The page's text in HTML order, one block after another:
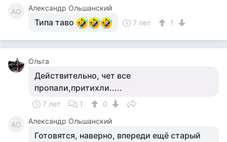
АО Александр Ольшанский
Типа таво 7 лет 1
Ольга
Действительно, чет все
пропали,притихли.....
7 лет 1 0
АО Александр Ольшанский
Готовятся, наверно, впереди ещё старый